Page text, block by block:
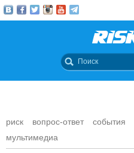
риск вопрос-ответ события
мультимедиа